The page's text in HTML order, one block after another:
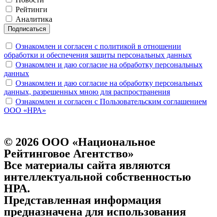
Рейтинги
Аналитика
Подписаться
Ознакомлен и согласен с политикой в отношении
обработки и обеспечения защиты персональных данных
Ознакомлен и даю согласие на обработку персональных
данных
Ознакомлен и даю согласие на обработку персональных
данных, разрешенных мною для распространения
Ознакомлен и согласен с Пользовательским соглашением
ООО «НРА»
© 2026 ООО «Национальное
Рейтинговое Агентство»
Все материалы сайта являются
интеллектуальной собственностью
НРА.
Представленная информация
предназначена для использования